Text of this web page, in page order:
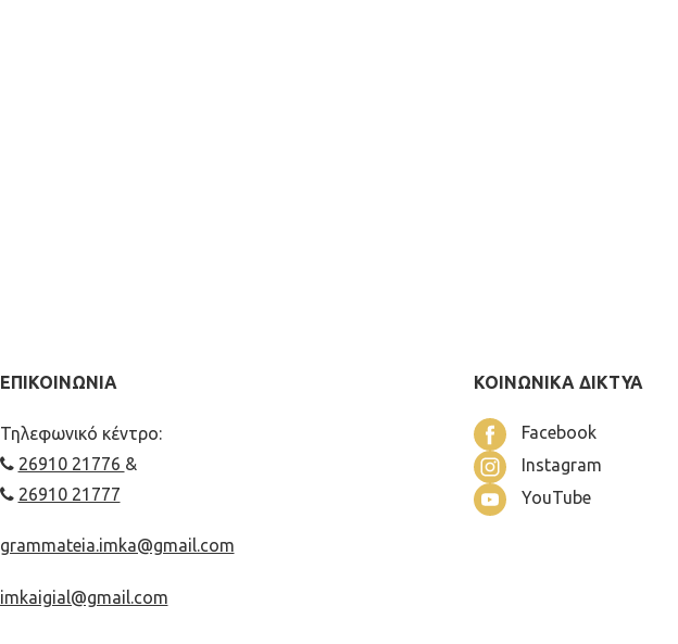
ΕΠΙΚΟΙΝΩΝΙΑ
Τηλεφωνικό κέντρο:
26910 21776 &
26910 21777
grammateia.imka@gmail.com
imkaigial@gmail.com
ΚΟΙΝΩΝΙΚΑ ΔΙΚΤΥΑ
Facebook
Instagram
YouTube